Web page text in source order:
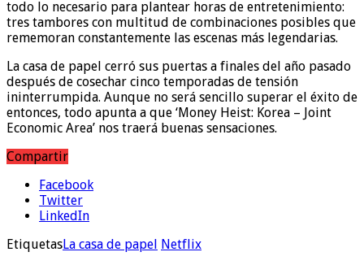
todo lo necesario para plantear horas de entretenimiento:
tres tambores con multitud de combinaciones posibles que
rememoran constantemente las escenas más legendarias.
La casa de papel cerró sus puertas a finales del año pasado
después de cosechar cinco temporadas de tensión
ininterrumpida. Aunque no será sencillo superar el éxito de
entonces, todo apunta a que ‘Money Heist: Korea – Joint
Economic Area’ nos traerá buenas sensaciones.
Compartir
Facebook
Twitter
LinkedIn
EtiquetasLa casa de papel Netflix